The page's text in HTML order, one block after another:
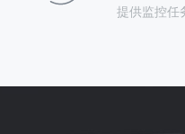
提供监控任